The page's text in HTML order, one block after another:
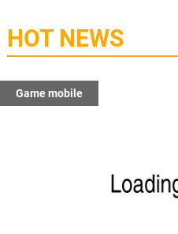
HOT NEWS
Game mobile